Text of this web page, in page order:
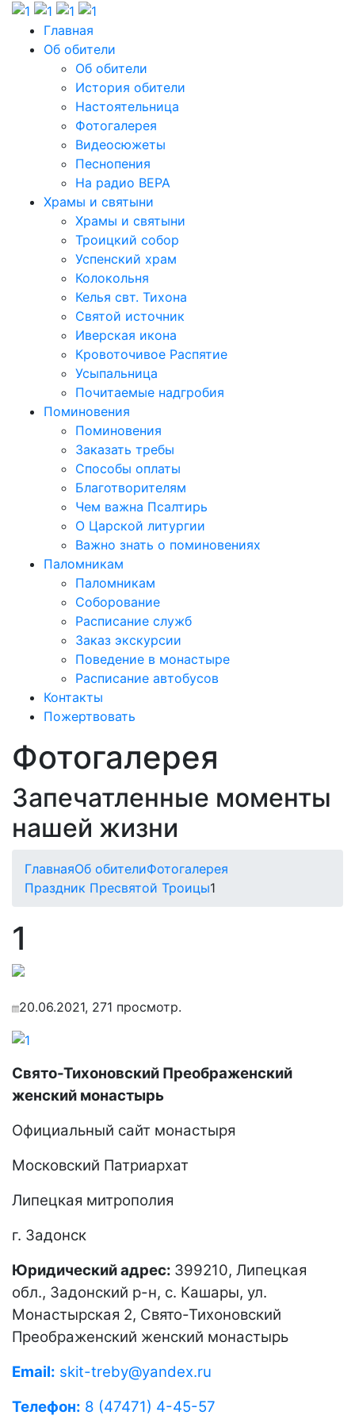
Главная
Об обители
Об обители
История обители
Настоятельница
Фотогалерея
Видеосюжеты
Песнопения
На радио ВЕРА
Храмы и святыни
Храмы и святыни
Троицкий собор
Успенский храм
Колокольня
Келья свт. Тихона
Святой источник
Иверская икона
Кровоточивое Распятие
Усыпальница
Почитаемые надгробия
Поминовения
Поминовения
Заказать требы
Способы оплаты
Благотворителям
Чем важна Псалтирь
О Царской литургии
Важно знать о поминовениях
Паломникам
Паломникам
Соборование
Расписание служб
Заказ экскурсии
Поведение в монастыре
Расписание автобусов
Контакты
Пожертвовать
Фотогалерея
Запечатленные моменты
нашей жизни
ГлавнаяОб обителиФотогалерея
Праздник Пресвятой Троицы1
1
20.06.2021, 271 просмотр.
Свято-Тихоновский Преображенский
женский монастырь
Официальный сайт монастыря
Московский Патриархат
Липецкая митрополия
г. Задонск
Юридический адрес: 399210, Липецкая
обл., Задонский р-н, с. Кашары, ул.
Монастырская 2, Свято-Тихоновский
Преображенский женский монастырь
Email: skit-treby@yandex.ru
Телефон: 8 (47471) 4-45-57